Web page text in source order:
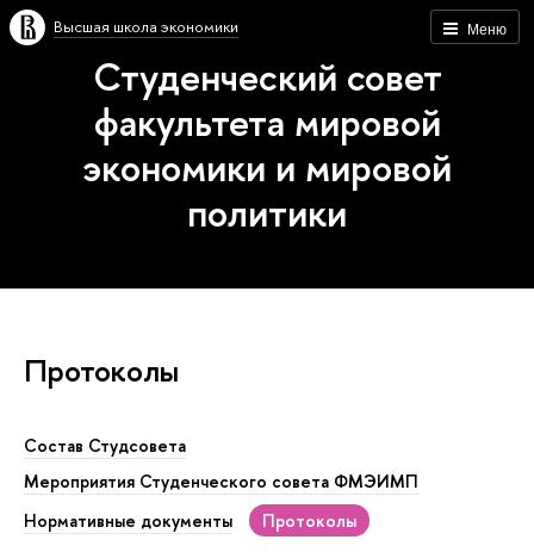
Меню
Высшая школа экономики
Студенческий совет
факультета мировой
экономики и мировой
политики
Протоколы
Состав Студсовета
Мероприятия Студенческого совета ФМЭИМП
Нормативные документы
Протоколы